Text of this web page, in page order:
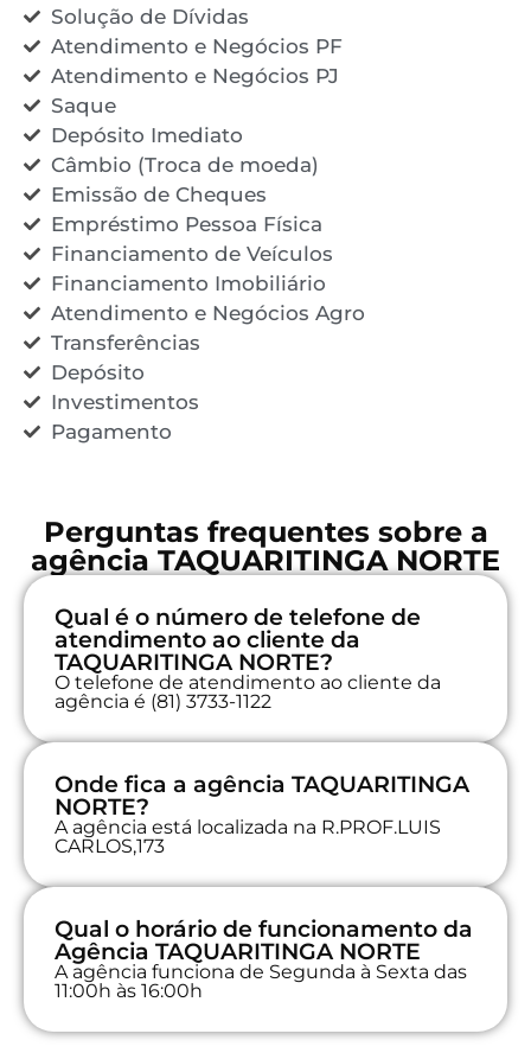
Solução de Dívidas
Atendimento e Negócios PF
Atendimento e Negócios PJ
Saque
Depósito Imediato
Câmbio (Troca de moeda)
Emissão de Cheques
Empréstimo Pessoa Física
Financiamento de Veículos
Financiamento Imobiliário
Atendimento e Negócios Agro
Transferências
Depósito
Investimentos
Pagamento
Perguntas frequentes sobre a
agência TAQUARITINGA NORTE
Qual é o número de telefone de
atendimento ao cliente da
TAQUARITINGA NORTE?
O telefone de atendimento ao cliente da
agência é (81) 3733-1122
Onde fica a agência TAQUARITINGA
NORTE?
A agência está localizada na R.PROF.LUIS
CARLOS,173
Qual o horário de funcionamento da
Agência TAQUARITINGA NORTE
A agência funciona de Segunda à Sexta das
11:00h às 16:00h